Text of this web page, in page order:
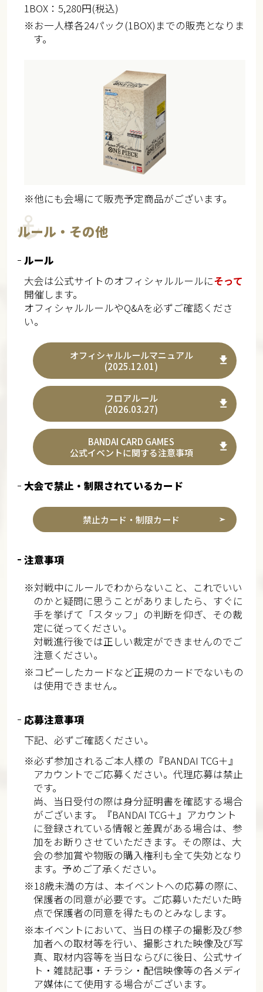
1BOX：5,280円(税込)
※お一人様各24パック(1BOX)までの販売となりま
す。
※他にも会場にて販売予定商品がございます。
ルール・その他
ルール
大会は公式サイトのオフィシャルルールにそって
開催します。
オフィシャルルールやQ&Aを必ずご確認くださ
い。
オフィシャルルールマニュアル
(2025.12.01)
フロアルール
(2026.03.27)
BANDAI CARD GAMES
公式イベントに関する注意事項
大会で禁止・制限されているカード
禁止カード・制限カード
注意事項
※対戦中にルールでわからないこと、これでいい
のかと疑問に思うことがありましたら、すぐに
手を挙げて「スタッフ」の判断を仰ぎ、その裁
定に従ってください。
対戦進行後では正しい裁定ができませんのでご
注意ください。
※コピーしたカードなど正規のカードでないもの
は使用できません。
応募注意事項
下記、必ずご確認ください。
※必ず参加されるご本人様の『BANDAI TCG＋』
アカウントでご応募ください。代理応募は禁止
です。
尚、当日受付の際は身分証明書を確認する場合
がございます。『BANDAI TCG＋』アカウント
に登録されている情報と差異がある場合は、参
加をお断りさせていただきます。その際は、大
会の参加賞や物販の購入権利も全て失効となり
ます。予めご了承ください。
※18歳未満の方は、本イベントへの応募の際に、
保護者の同意が必要です。ご応募いただいた時
点で保護者の同意を得たものとみなします。
※本イベントにおいて、当日の様子の撮影及び参
加者への取材等を行い、撮影された映像及び写
真、取材内容等を当日ならびに後日、公式サイ
ト・雑誌記事・チラシ・配信映像等の各メディ
ア媒体にて使用する場合がございます。